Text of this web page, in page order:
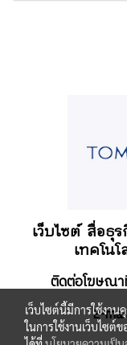
เว็บไซต์ สื่อธุ
เทคโน
ติดต่อโฆษณ
E-
เว็บไซต์นี้มีการใช้งา
ในการใช้งานเว็บไซต์